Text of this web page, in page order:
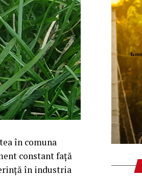
în comuna
constant față
în industria